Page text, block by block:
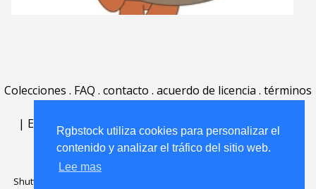
Rgbstock utiliza cookies para personalizar el
contenido y analizar el tráfico del sitio web.
Lee mas
Colecciones . FAQ . contacto . acuerdo de licencia . términos
| English | Deutsch| Español Português
Nederlands|
Shutterstock official partner of Rgbstock